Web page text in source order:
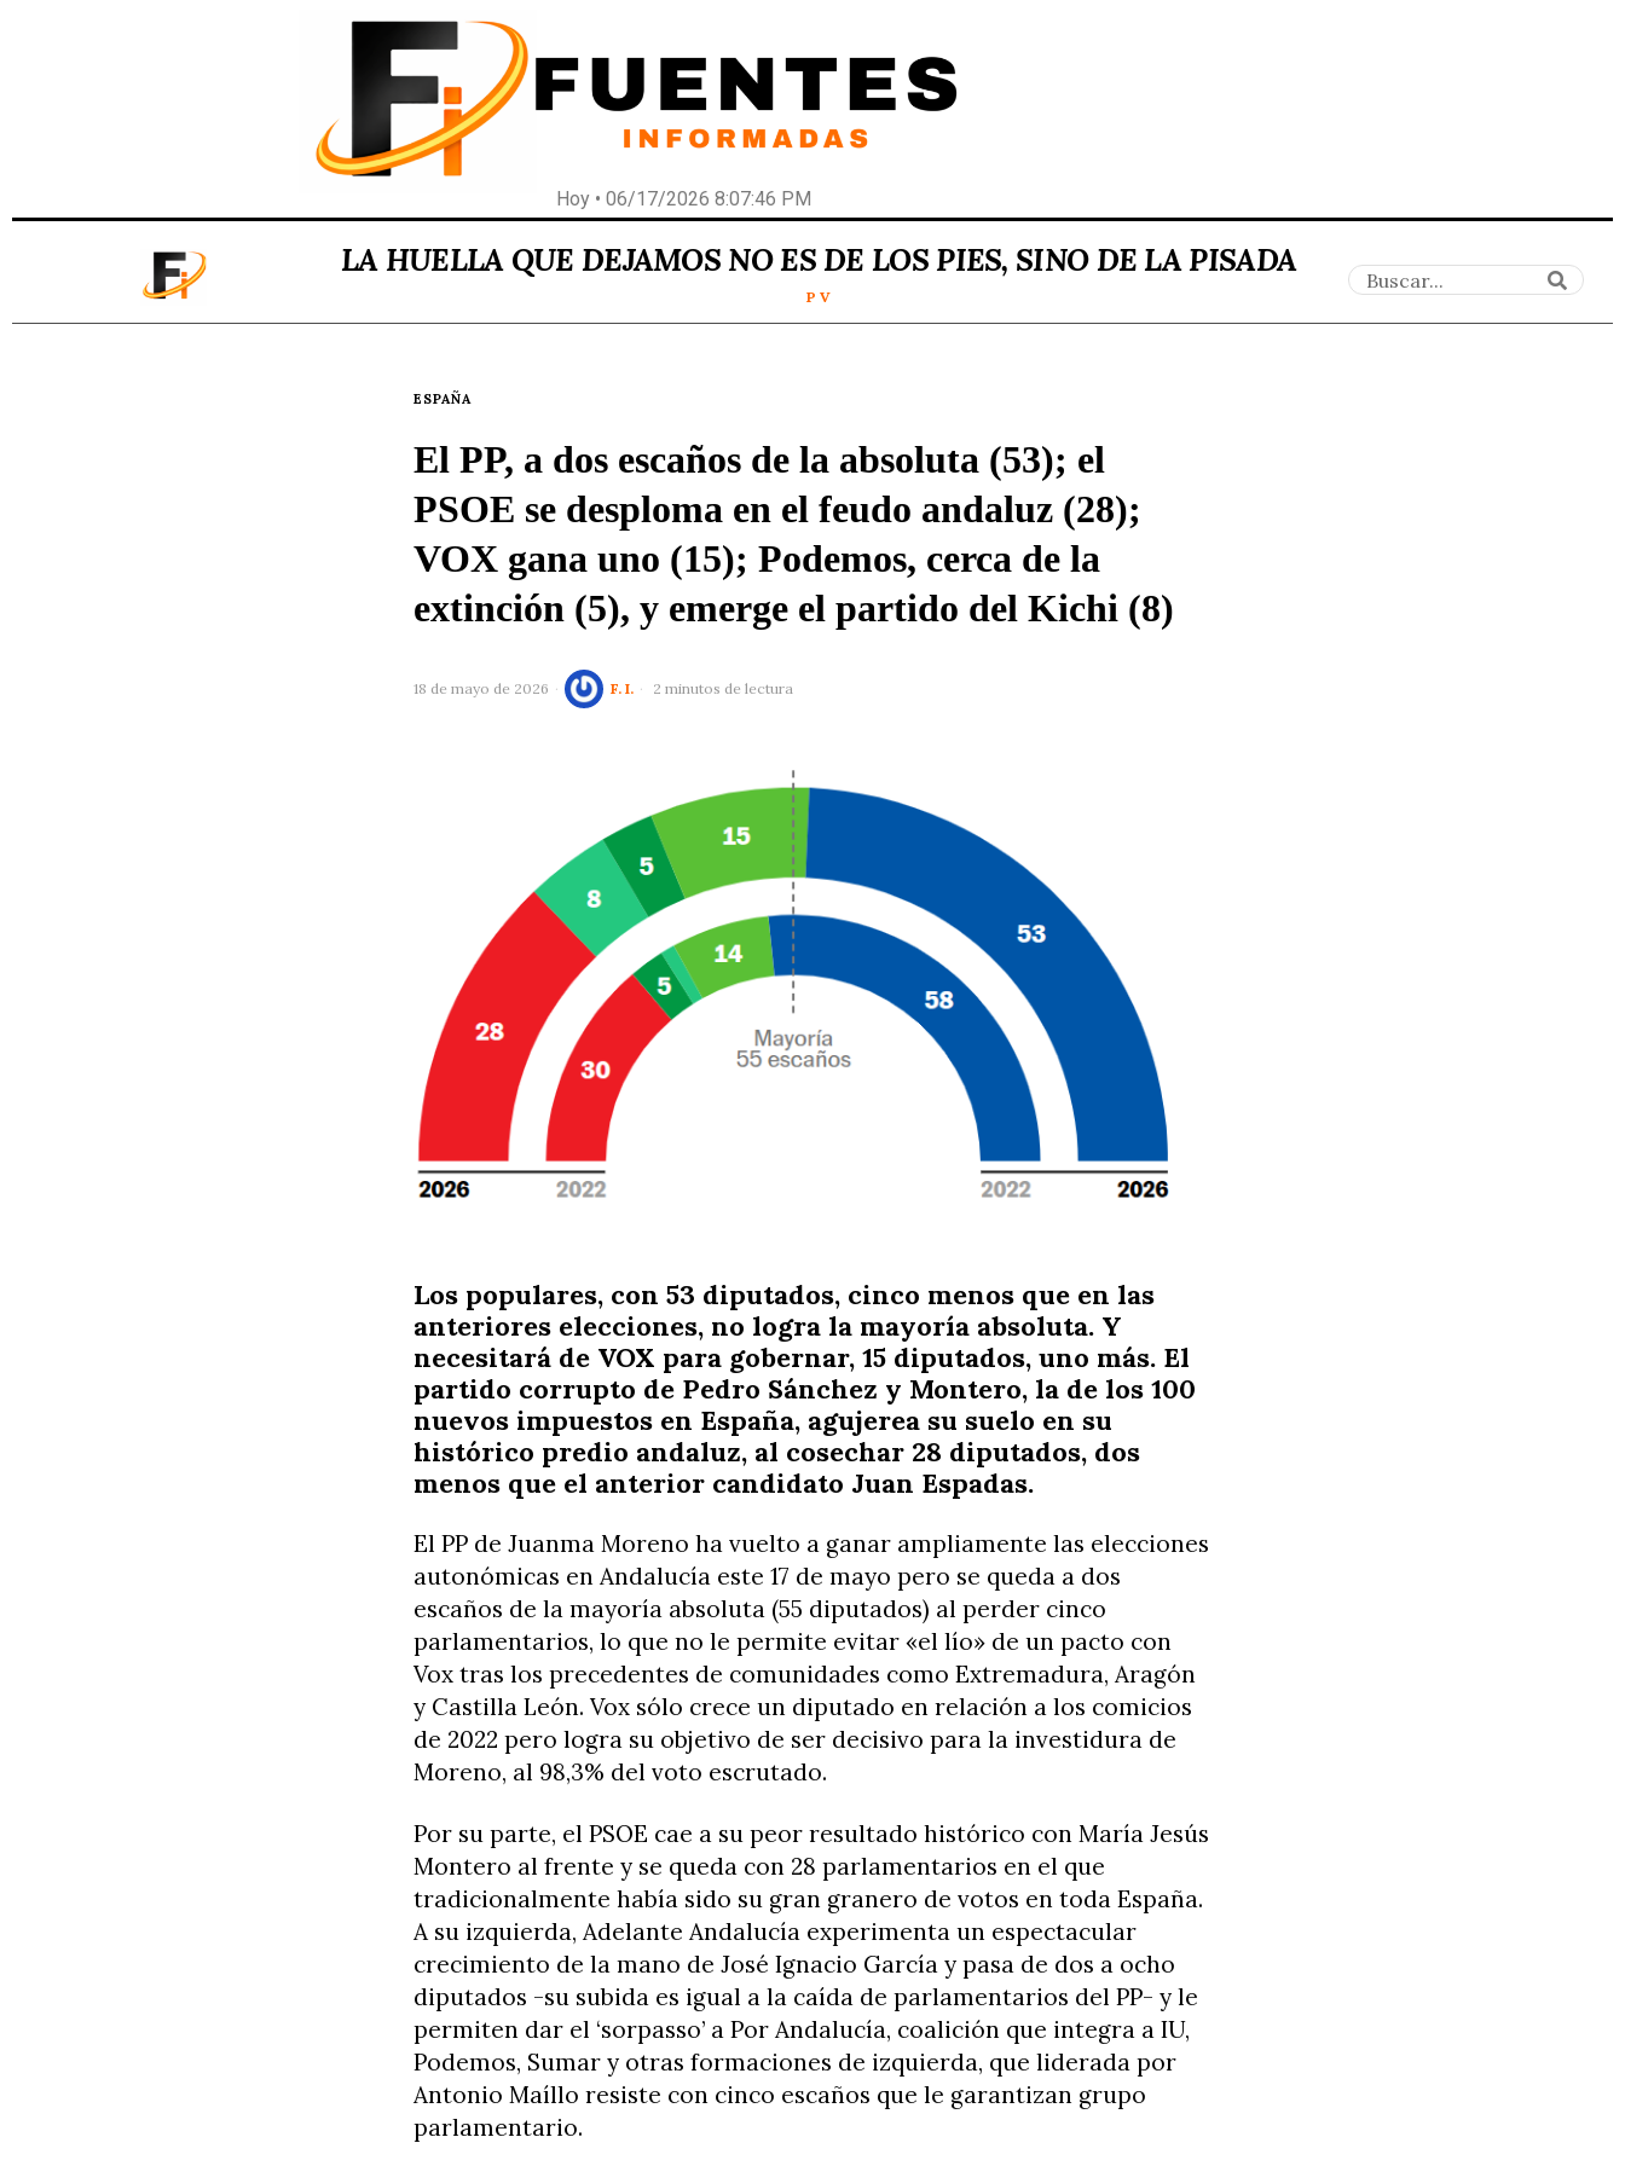
Hoy • 06/17/2026 8:07:46 PM
LA HUELLA QUE DEJAMOS NO ES DE LOS PIES, SINO DE LA PISADA
P V
ESPAÑA
El PP, a dos escaños de la absoluta (53); el
PSOE se desploma en el feudo andaluz (28);
VOX gana uno (15); Podemos, cerca de la
extinción (5), y emerge el partido del Kichi (8)
18 de mayo de 2026 F. I. 2 minutos de lectura
Los populares, con 53 diputados, cinco menos que en las
anteriores elecciones, no logra la mayoría absoluta. Y
necesitará de VOX para gobernar, 15 diputados, uno más. El
partido corrupto de Pedro Sánchez y Montero, la de los 100
nuevos impuestos en España, agujerea su suelo en su
histórico predio andaluz, al cosechar 28 diputados, dos
menos que el anterior candidato Juan Espadas.
El PP de Juanma Moreno ha vuelto a ganar ampliamente las elecciones
autonómicas en Andalucía este 17 de mayo pero se queda a dos
escaños de la mayoría absoluta (55 diputados) al perder cinco
parlamentarios, lo que no le permite evitar «el lío» de un pacto con
Vox tras los precedentes de comunidades como Extremadura, Aragón
y Castilla León. Vox sólo crece un diputado en relación a los comicios
de 2022 pero logra su objetivo de ser decisivo para la investidura de
Moreno, al 98,3% del voto escrutado.
Por su parte, el PSOE cae a su peor resultado histórico con María Jesús
Montero al frente y se queda con 28 parlamentarios en el que
tradicionalmente había sido su gran granero de votos en toda España.
A su izquierda, Adelante Andalucía experimenta un espectacular
crecimiento de la mano de José Ignacio García y pasa de dos a ocho
diputados -su subida es igual a la caída de parlamentarios del PP- y le
permiten dar el ‘sorpasso’ a Por Andalucía, coalición que integra a IU,
Podemos, Sumar y otras formaciones de izquierda, que liderada por
Antonio Maíllo resiste con cinco escaños que le garantizan grupo
parlamentario.